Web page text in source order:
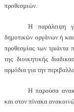
προθεσμιών.
Η παράλειψη
δημοτικών οργάνων ή και
προθεσμίας των τριάντα
της διοικητικής
αρμόδια για την
Η παρούσα
και στον πίνακα